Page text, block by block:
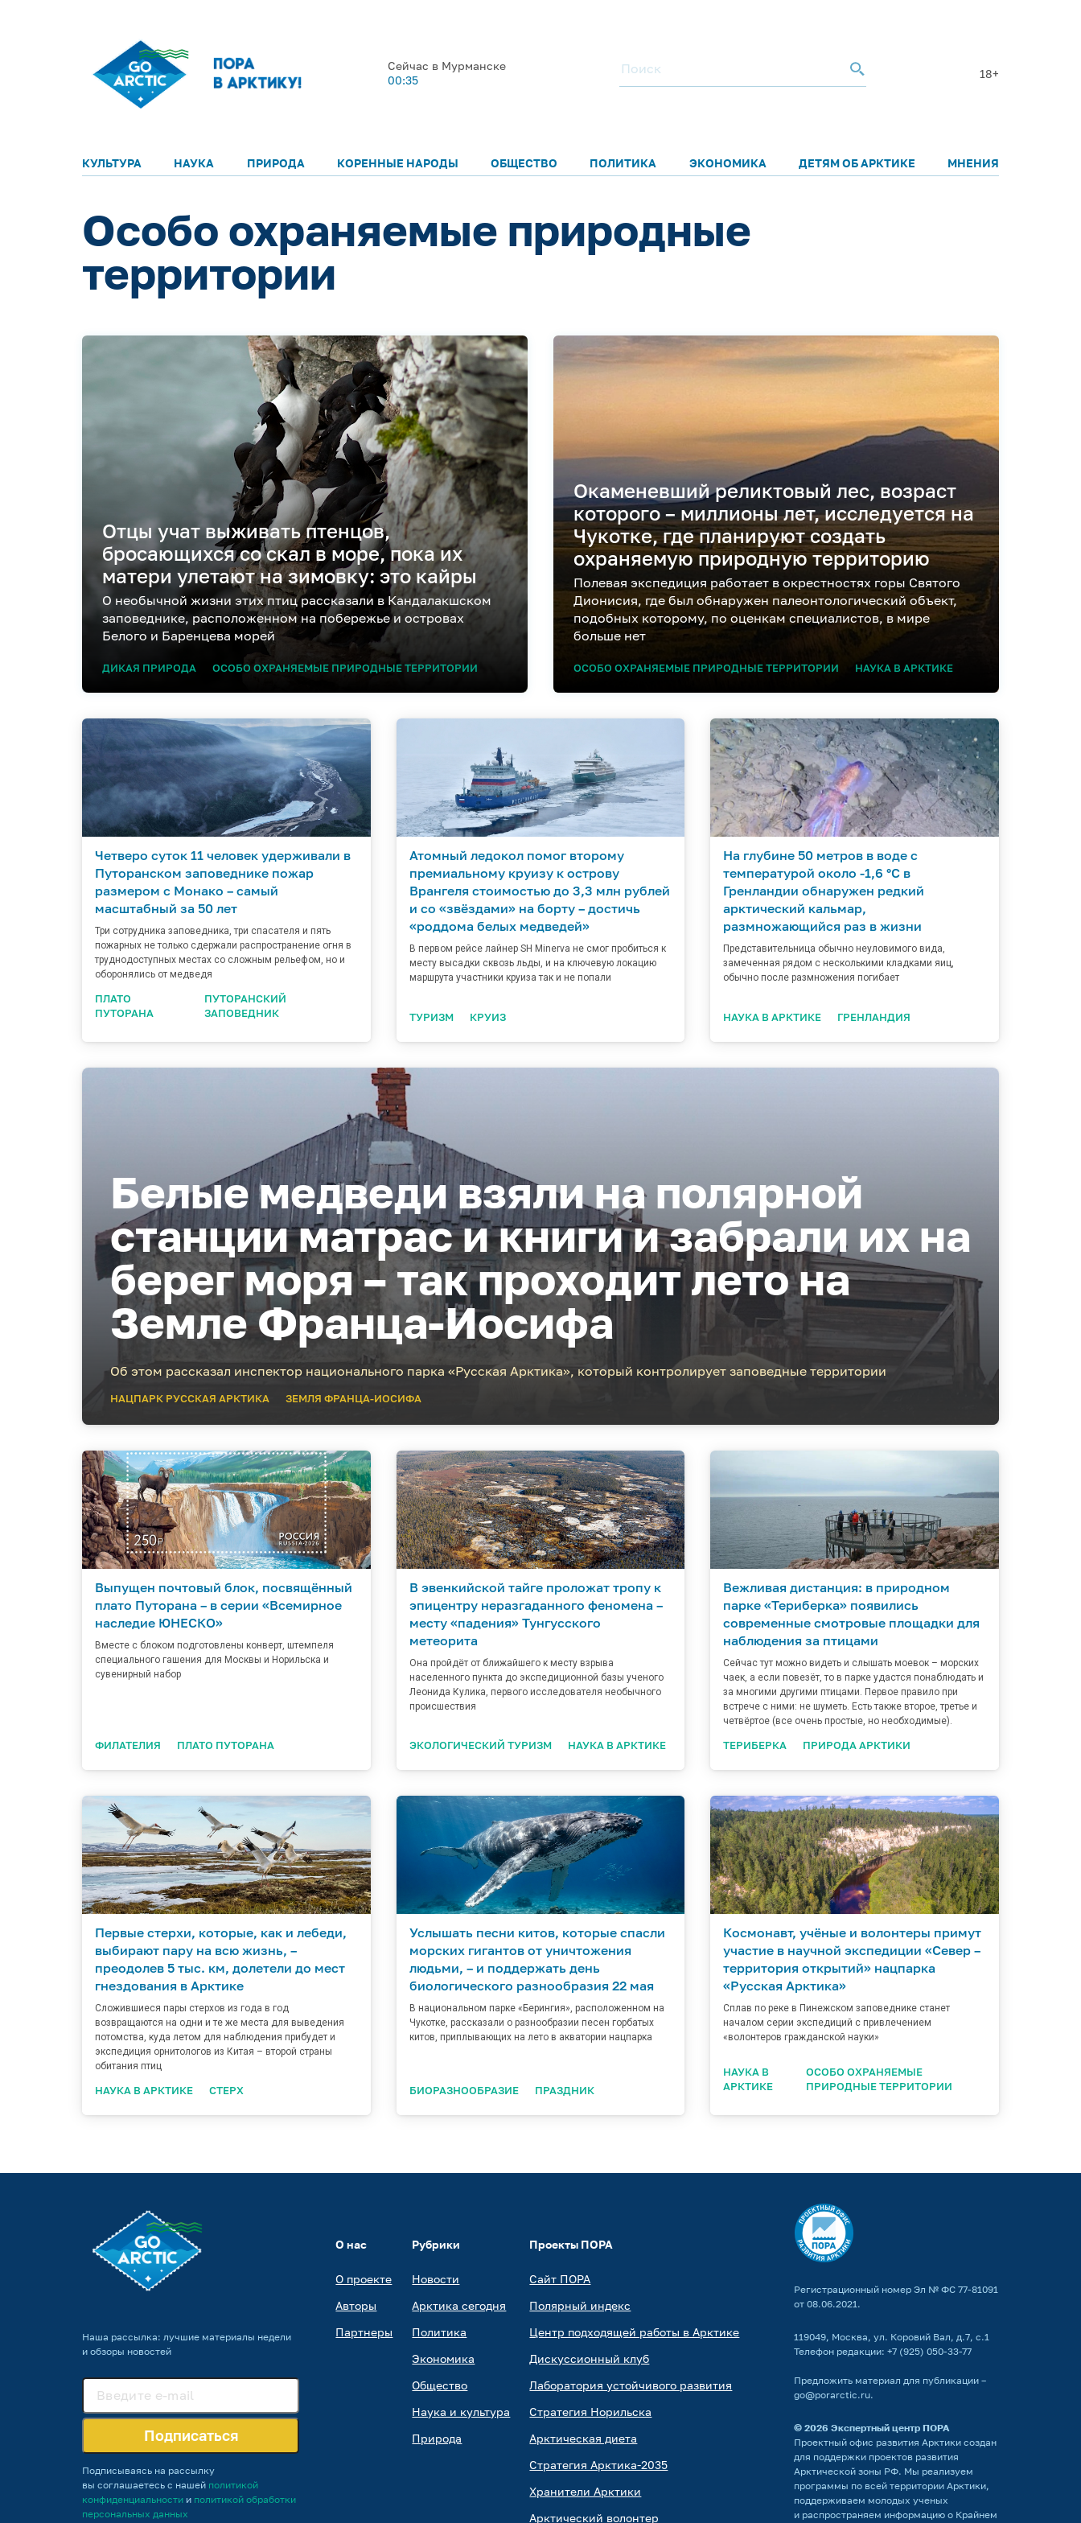
Сейчас в Мурманске
00:35
18+
КУЛЬТУРА НАУКА ПРИРОДА КОРЕННЫЕ НАРОДЫ ОБЩЕСТВО ПОЛИТИКА ЭКОНОМИКА ДЕТЯМ ОБ АРКТИКЕ МНЕНИЯ
Особо охраняемые природные
территории
Отцы учат выживать птенцов,
бросающихся со скал в море, пока их
матери улетают на зимовку: это кайры
О необычной жизни этих птиц рассказали в Кандалакшском
заповеднике, расположенном на побережье и островах
Белого и Баренцева морей
ДИКАЯ ПРИРОДА ОСОБО ОХРАНЯЕМЫЕ ПРИРОДНЫЕ ТЕРРИТОРИИ
Окаменевший реликтовый лес, возраст
которого – миллионы лет, исследуется на
Чукотке, где планируют создать
охраняемую природную территорию
Полевая экспедиция работает в окрестностях горы Святого
Дионисия, где был обнаружен палеонтологический объект,
подобных которому, по оценкам специалистов, в мире
больше нет
ОСОБО ОХРАНЯЕМЫЕ ПРИРОДНЫЕ ТЕРРИТОРИИ НАУКА В АРКТИКЕ
Четверо суток 11 человек удерживали в
Путоранском заповеднике пожар
размером с Монако – самый
масштабный за 50 лет
Три сотрудника заповедника, три спасателя и пять
пожарных не только сдержали распространение огня в
труднодоступных местах со сложным рельефом, но и
оборонялись от медведя
ПЛАТО
ПУТОРАНА
ПУТОРАНСКИЙ
ЗАПОВЕДНИК
Атомный ледокол помог второму
премиальному круизу к острову
Врангеля стоимостью до 3,3 млн рублей
и со «звёздами» на борту – достичь
«роддома белых медведей»
В первом рейсе лайнер SH Minerva не смог пробиться к
месту высадки сквозь льды, и на ключевую локацию
маршрута участники круиза так и не попали
ТУРИЗМ КРУИЗ
На глубине 50 метров в воде с
температурой около -1,6 °C в
Гренландии обнаружен редкий
арктический кальмар,
размножающийся раз в жизни
Представительница обычно неуловимого вида,
замеченная рядом с несколькими кладками яиц,
обычно после размножения погибает
НАУКА В АРКТИКЕ ГРЕНЛАНДИЯ
Белые медведи взяли на полярной
станции матрас и книги и забрали их на
берег моря – так проходит лето на
Земле Франца-Иосифа
Об этом рассказал инспектор национального парка «Русская Арктика», который контролирует заповедные территории
НАЦПАРК РУССКАЯ АРКТИКА ЗЕМЛЯ ФРАНЦА-ИОСИФА
Выпущен почтовый блок, посвящённый
плато Путорана – в серии «Всемирное
наследие ЮНЕСКО»
Вместе с блоком подготовлены конверт, штемпеля
специального гашения для Москвы и Норильска и
сувенирный набор
ФИЛАТЕЛИЯ ПЛАТО ПУТОРАНА
В эвенкийской тайге проложат тропу к
эпицентру неразгаданного феномена –
месту «падения» Тунгусского
метеорита
Она пройдёт от ближайшего к месту взрыва
населенного пункта до экспедиционной базы ученого
Леонида Кулика, первого исследователя необычного
происшествия
ЭКОЛОГИЧЕСКИЙ ТУРИЗМ НАУКА В АРКТИКЕ
Вежливая дистанция: в природном
парке «Териберка» появились
современные смотровые площадки для
наблюдения за птицами
Сейчас тут можно видеть и слышать моевок – морских
чаек, а если повезёт, то в парке удастся понаблюдать и
за многими другими птицами. Первое правило при
встрече с ними: не шуметь. Есть также второе, третье и
четвёртое (все очень простые, но необходимые).
ТЕРИБЕРКА ПРИРОДА АРКТИКИ
Первые стерхи, которые, как и лебеди,
выбирают пару на всю жизнь, –
преодолев 5 тыс. км, долетели до мест
гнездования в Арктике
Сложившиеся пары стерхов из года в год
возвращаются на одни и те же места для выведения
потомства, куда летом для наблюдения прибудет и
экспедиция орнитологов из Китая – второй страны
обитания птиц
НАУКА В АРКТИКЕ СТЕРХ
Услышать песни китов, которые спасли
морских гигантов от уничтожения
людьми, – и поддержать день
биологического разнообразия 22 мая
В национальном парке «Берингия», расположенном на
Чукотке, рассказали о разнообразии песен горбатых
китов, приплывающих на лето в акватории нацпарка
БИОРАЗНООБРАЗИЕ ПРАЗДНИК
Космонавт, учёные и волонтеры примут
участие в научной экспедиции «Север –
территория открытий» нацпарка
«Русская Арктика»
Сплав по реке в Пинежском заповеднике станет
началом серии экспедиций с привлечением
«волонтеров гражданской науки»
НАУКА В
АРКТИКЕ
ОСОБО ОХРАНЯЕМЫЕ
ПРИРОДНЫЕ ТЕРРИТОРИИ
Наша рассылка: лучшие материалы недели
и обзоры новостей
Подписаться
Подписываясь на рассылку
вы соглашаетесь с нашей политикой
конфиденциальности и политикой обработки
персональных данных
О нас
О проекте
Авторы
Партнеры
Рубрики
Новости
Арктика сегодня
Политика
Экономика
Общество
Наука и культура
Природа
Проекты ПОРА
Сайт ПОРА
Полярный индекс
Центр подходящей работы в Арктике
Дискуссионный клуб
Лаборатория устойчивого развития
Стратегия Норильска
Арктическая диета
Стратегия Арктика-2035
Хранители Арктики
Арктический волонтер
Регистрационный номер Эл № ФС 77-81091
от 08.06.2021.
119049, Москва, ул. Коровий Вал, д.7, с.1
Телефон редакции: +7 (925) 050-33-77
Предложить материал для публикации –
go@porarctic.ru.
© 2026 Экспертный центр ПОРА
Проектный офис развития Арктики создан
для поддержки проектов развития
Арктической зоны РФ. Мы реализуем
программы по всей территории Арктики,
поддерживаем молодых ученых
и распространяем информацию о Крайнем